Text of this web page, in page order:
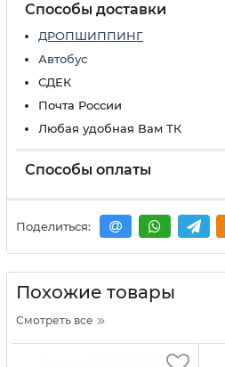
Способы доставки
ДРОПШИППИНГ
Автобус
СДЕК
Почта России
Любая удобная Вам ТК
Способы оплаты
Поделиться:
Похожие товары
Смотреть все